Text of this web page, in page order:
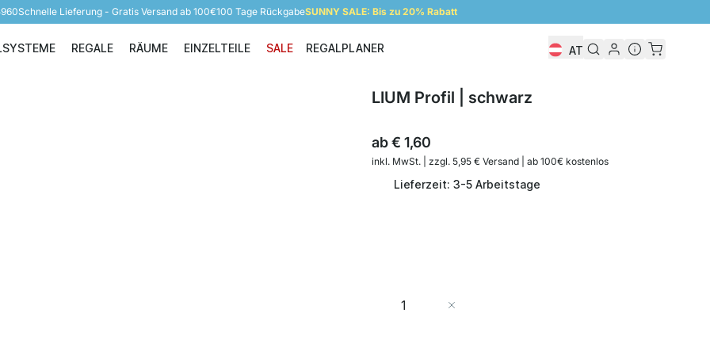
Schnelle Lieferung - Gratis Versand ab 100€100 Tage RückgabeSUNNY SALE: Bis zu 20% Rabatt
Regalsysteme
REGALE
Regale
RÄUME
Räume
EINZELTEILE
Einzelteile
SALE REGALPLANER AT
LIUM Profil | schwarz
ab€ 1,60
inkl. MwSt. | zzgl. 5,95 € Versand | ab 100€ kostenlos
Lieferzeit: 3-5 Arbeitstage
Menge